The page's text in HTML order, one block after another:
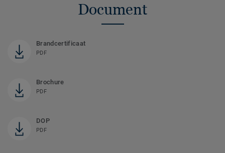
Document
Brandcertificaat
PDF
Brochure
PDF
DOP
PDF